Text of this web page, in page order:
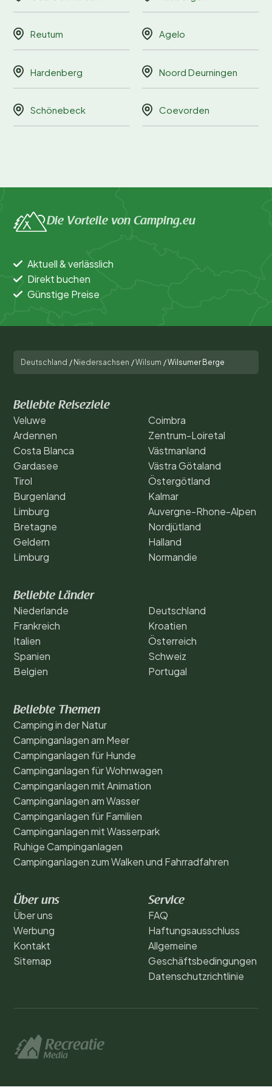
Reutum Agelo
Hardenberg Noord Deurningen
Schönebeck Coevorden
Die Vorteile von Camping.eu
Aktuell & verlässlich
Direkt buchen
Günstige Preise
Deutschland / Niedersachsen /Wilsum /Wilsumer Berge
Beliebte Reiseziele
Veluwe
Ardennen
Costa Blanca
Gardasee
Tirol
Burgenland
Limburg
Bretagne
Geldern
Limburg
Coimbra
Zentrum-Loiretal
Västmanland
Västra Götaland
Östergötland
Kalmar
Auvergne-Rhone-Alpen
Nordjütland
Halland
Normandie
Beliebte Länder
Niederlande
Frankreich
Italien
Spanien
Belgien
Deutschland
Kroatien
Österreich
Schweiz
Portugal
Beliebte Themen
Camping in der Natur
Campinganlagen am Meer
Campinganlagen für Hunde
Campinganlagen für Wohnwagen
Campinganlagen mit Animation
Campinganlagen am Wasser
Campinganlagen für Familien
Campinganlagen mit Wasserpark
Ruhige Campinganlagen
Campinganlagen zum Walken und Fahrradfahren
Über uns
Über uns
Werbung
Kontakt
Sitemap
Service
FAQ
Haftungsausschluss
Allgemeine
Geschäftsbedingungen
Datenschutzrichtlinie